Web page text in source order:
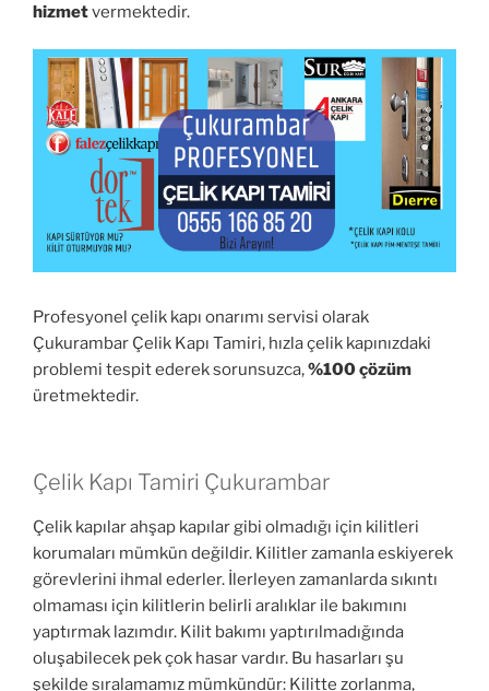
hizmetvermektedir.
Profesyonel çelik kapı onarımı servisi olarak
Çukurambar Çelik Kapı Tamiri, hızla çelik kapınızdaki
problemi tespit ederek sorunsuzca,%100 çözüm
üretmektedir.
Çelik Kapı Tamiri Çukurambar
Çelik kapılar ahşap kapılar gibi olmadığı için kilitleri
korumaları mümkün değildir. Kilitler zamanla eskiyerek
görevlerini ihmal ederler. İlerleyen zamanlarda sıkıntı
olmaması için kilitlerin belirli aralıklar ile bakımını
yaptırmak lazımdır. Kilit bakımı yaptırılmadığında
oluşabilecek pek çok hasar vardır. Bu hasarları şu
şekilde sıralamamız mümkündür: Kilitte zorlanma,